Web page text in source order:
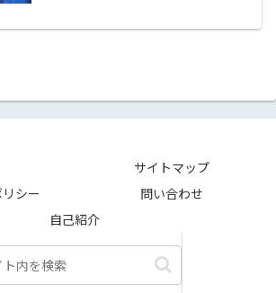
サイトマップ
シー
問い合わせ
自己紹介